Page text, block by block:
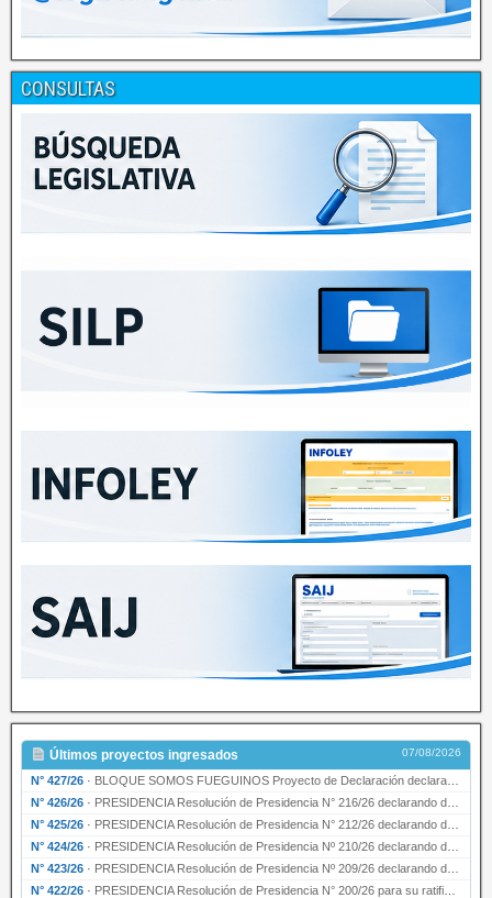
CONSULTAS
Últimos proyectos ingresados 07/08/2026
N° 427/26 · BLOQUE SOMOS FUEGUINOS Proyecto de Declaración declarando de interés provincial PRESIDENCI…
N° 426/26 · PRESIDENCIA Resolución de Presidencia N° 216/26 declarando de interés provincial la labor …
N° 425/26 · PRESIDENCIA Resolución de Presidencia N° 212/26 declarando de interés provincial el “50° A…
N° 424/26 · PRESIDENCIA Resolución de Presidencia Nº 210/26 declarando de interés provincial el proyec…
N° 423/26 · PRESIDENCIA Resolución de Presidencia Nº 209/26 declarando de interés provincial la presen…
N° 422/26 · PRESIDENCIA Resolución de Presidencia N° 200/26 para su ratificación.